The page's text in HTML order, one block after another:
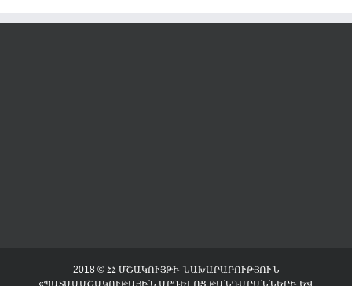
2018 © ՀՀ ՄՇԱԿՈՒՅԹԻ ՆԱԽԱՐԱՐՈՒԹՅՈՒՆ